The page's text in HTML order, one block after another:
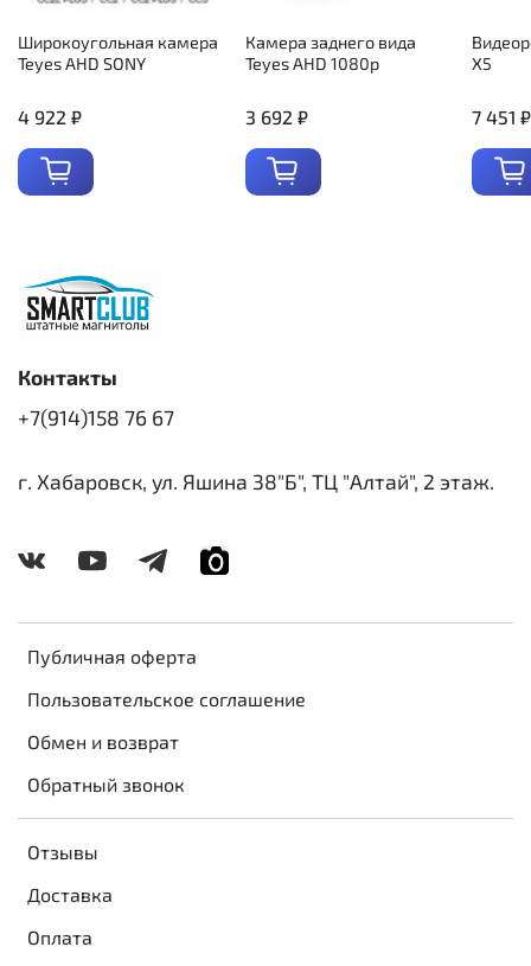
Широкоугольная камера
Teyes AHD SONY
4 922 ₽
Камера заднего вида
Teyes AHD 1080p
3 692 ₽
X5
7 451 ₽
Публичная оферта
Пользовательское соглашение
Обмен и возврат
Обратный звонок
Отзывы
Доставка
Оплата
Контакты
+7(914)158 76 67
г. Хабаровск, ул. Яшина 38"Б", ТЦ "Алтай", 2 этаж.